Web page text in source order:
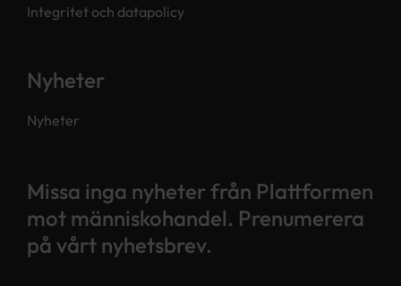
Integritet och datapolicy
Nyheter
Nyheter
Missa inga nyheter från Plattformen
mot människohandel. Prenumerera
på vårt nyhetsbrev.